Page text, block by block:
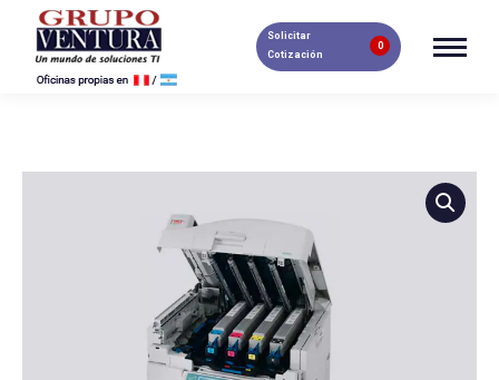
Solicitar
Cotización
0